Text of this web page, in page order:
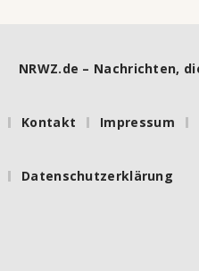
NRWZ.de – Nachrichten,
Kontakt Impressum
Datenschutzerklärung